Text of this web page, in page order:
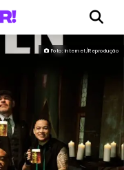
Foto: Internet/Reprodução